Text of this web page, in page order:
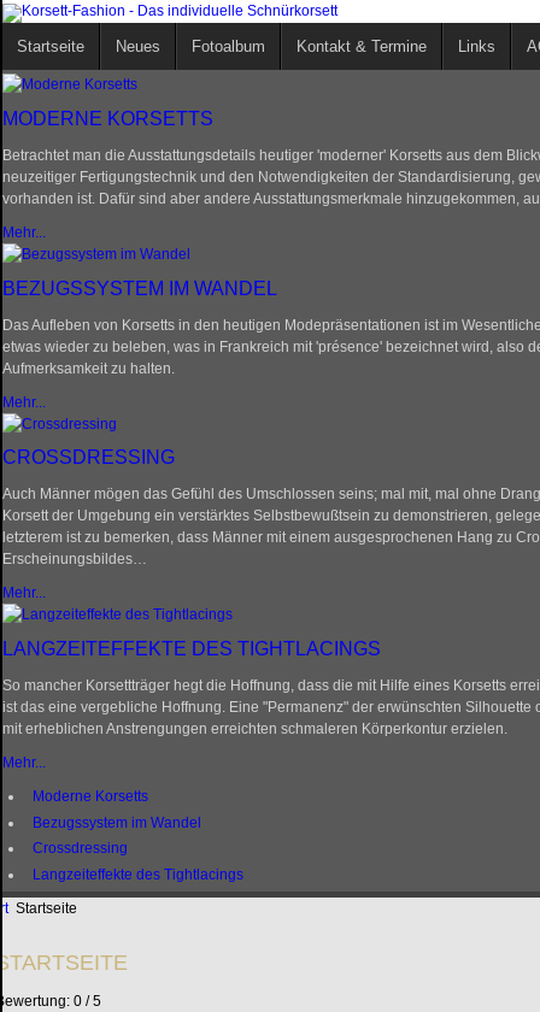
Startseite Neues Fotoalbum Kontakt & Termine Links
MODERNE KORSETTS
Betrachtet man die Ausstattungsdetails heutiger 'moderner' Korsetts aus dem
neuzeitiger Fertigungstechnik und den Notwendigkeiten der Standardisierung,
vorhanden ist. Dafür sind aber andere Ausstattungsmerkmale hinzugekommen,
Mehr...
BEZUGSSYSTEM IM WANDEL
Das Aufleben von Korsetts in den heutigen Modepräsentationen ist im
etwas wieder zu beleben, was in Frankreich mit 'présence' bezeichnet wird, also
Aufmerksamkeit zu halten.
Mehr...
CROSSDRESSING
Auch Männer mögen das Gefühl des Umschlossen seins; mal mit, mal ohne
Korsett der Umgebung ein verstärktes Selbstbewußtsein zu demonstrieren,
letzterem ist zu bemerken, dass Männer mit einem ausgesprochenen Hang zu
Erscheinungsbildes…
Mehr...
LANGZEITEFFEKTE DES TIGHTLACINGS
So mancher Korsettträger hegt die Hoffnung, dass die mit Hilfe eines Korsetts
ist das eine vergebliche Hoffnung. Eine "Permanenz" der erwünschten
mit erheblichen Anstrengungen erreichten schmaleren Körperkontur erzielen.
Mehr...
Moderne Korsetts
Bezugssystem im Wandel
Crossdressing
Langzeiteffekte des Tightlacings
Startseite
0 /5